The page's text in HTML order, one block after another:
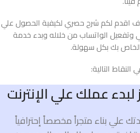
اقدم لكم شرح حصري لكيفية الحصول علي
الواتساب من خلاله وبدء خدمة
الخاص بك بكل سهولة.
التالية:
عملك علي الإنترنت
علي بناء متجراً مخصصاً إحترافياً